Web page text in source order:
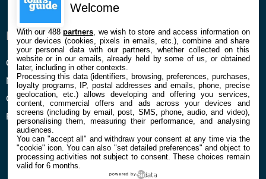
ENTREPRISE
Qui sommes nous
Mentions légales et CGU
Confidentialité et Cookies
Préférences cookies
À PROPOS
La rédaction
Contact
Welcome
With our 488partners , we wish to store and access information on
your devices (cookies, pixels in emails, etc.), combine and share
your personal data with our partners, whether collected on this
website or in our emails, already held by some of us, or obtained
later, including in other contexts.
Processing this data (identifiers, browsing, preferences, purchases,
loyalty programs, IP, postal addresses and emails, phone, precise
geolocation, etc.) allows developing and offering you services,
content, commercial offers and ads across your devices and
screens (including by email, post, SMS, phone, audio, and video),
personalising them, measuring their performance, and analysing
audiences.
You can "accept all" and withdraw your consent at any time via the
"cookie" icon. You can also "set detailed preferences" and object to
processing activities not subject to consent. These choices remain
valid for 6 months.
powered by